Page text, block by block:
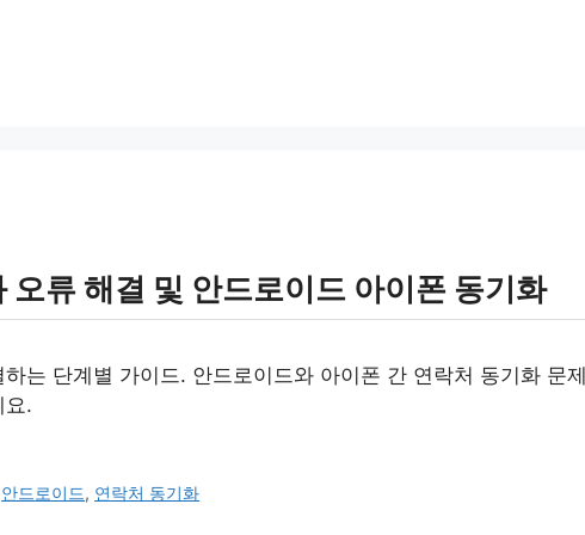
오류 해결 및 안드로이드 아이폰 동기화
는 단계별 가이드. 안드로이드와 아이폰 간 연락처 동기화 문제
요.
안드로이드, 연락처 동기화